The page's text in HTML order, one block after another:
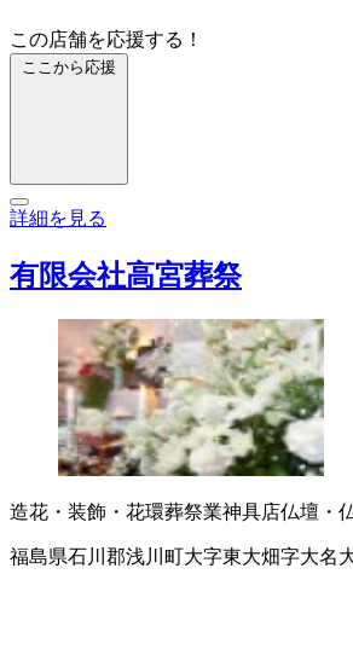
この店舗を応援する！
ここから応援
詳細を見る
有限会社高宮葬祭
造花・装飾・花環葬祭業神具店仏壇・
福島県石川郡浅川町大字東大畑字大名